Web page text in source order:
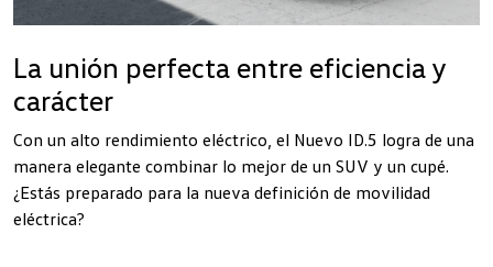
La unión perfecta entre eficiencia y
carácter
Con un alto rendimiento eléctrico, el Nuevo ID.5 logra de una
manera elegante combinar lo mejor de un SUV y un cupé.
¿Estás preparado para la nueva definición de movilidad
eléctrica?